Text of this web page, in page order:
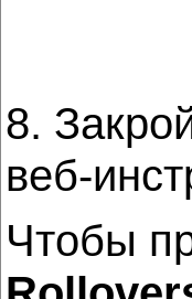
8.
веб-
Чтобы